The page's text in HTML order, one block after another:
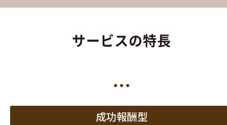
サービスの特長
成功報酬型